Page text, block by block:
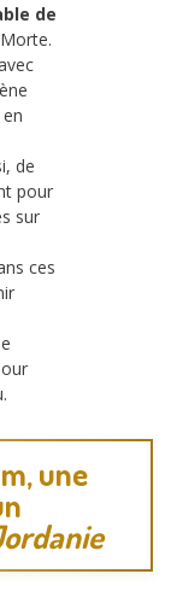
de
de
pour
sur
ces
une